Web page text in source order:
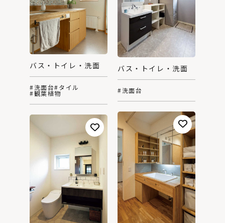
バス・トイレ・洗面
#洗面台
バス・トイレ・洗面
#洗面台#タイル
#観葉植物